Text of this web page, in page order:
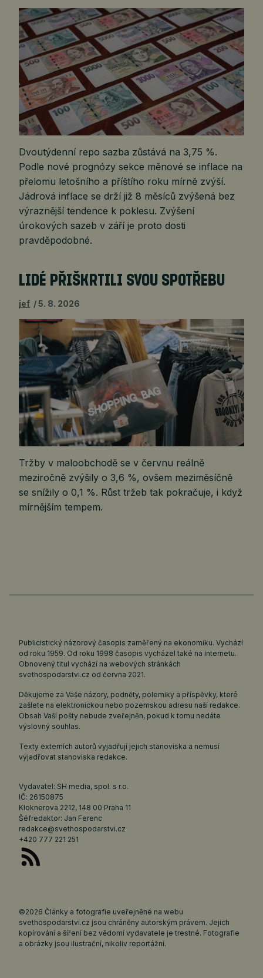
Dvoutýdenní repo sazba zůstává na 3,75 %.
Podle nové prognózy sekce měnové se inflace na
přelomu letošního a příštího roku mírně zvýší.
Jádrová inflace se drží již 8 měsíců zvýšená bez
výraznější tendence k poklesu. Zvýšení
úrokových sazeb v září je proto dosti
pravděpodobné.
LIDÉ PŘIŠKRTILI SVOU SPOTŘEBU
jef 5. 8. 2026
Tržby v maloobchodě se v červnu reálně
meziročně zvýšily o 3,6 %, ovšem meziměsíčně
se snížily o 0,1 %. Růst tržeb tak pokračuje, i když
mírnějším tempem.
Publicistický názorový časopis zaměřený na ekonomiku. Vychází
od roku 1959. Od roku 1998 časopis vycházel také na internetu.
Obnovený titul vychází na webových stránkách
svethospodarstvi.cz od června 2021.
Děkujeme za Vaše názory, podněty, polemiky a příspěvky, které
zašlete na elektronickou nebo pozemskou adresu naší redakce.
Obsah Vaší pošty nebude zveřejněn, pokud k tomu nedáte
výslovný souhlas.
Texty externích autorů vyjadřují jejich stanoviska a nemusí
vyjadřovat stanoviska redakce.
Vydavatel: SH media, spol. s r.o.
IČ: 26150875
Kloknerova 2212, 148 00 Praha 11
Šéfredaktor: Jan Ferenc
redakce@svethospodarstvi.cz
+420 777 221 251
©2026 Články a fotografie uveřejněné na webu
svethospodarstvi.cz jsou chráněny autorským právem. Jejich
kopírování a šíření bez vědomí vydavatele je trestné. Fotografie
a obrázky jsou ilustrační, nikoliv reportážní.